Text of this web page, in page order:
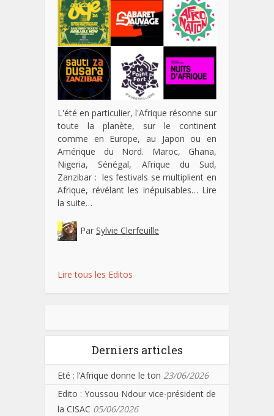
L'été en particulier, l'Afrique résonne sur
toute la planète, sur le continent
comme en Europe, au Japon ou en
Amérique du Nord. Maroc, Ghana,
Nigeria, Sénégal, Afrique du Sud,
Zanzibar : les festivals se multiplient en
Afrique, révélant les inépuisables… Lire
la suite…
Par Sylvie Clerfeuille
Lire tous les Editos
Derniers articles
Eté : l’Afrique donne le ton 23/06/2026
Edito : Youssou Ndour vice-président de
la CISAC 05/06/2026